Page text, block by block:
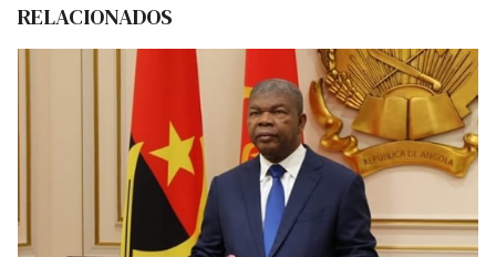
RELACIONADOS